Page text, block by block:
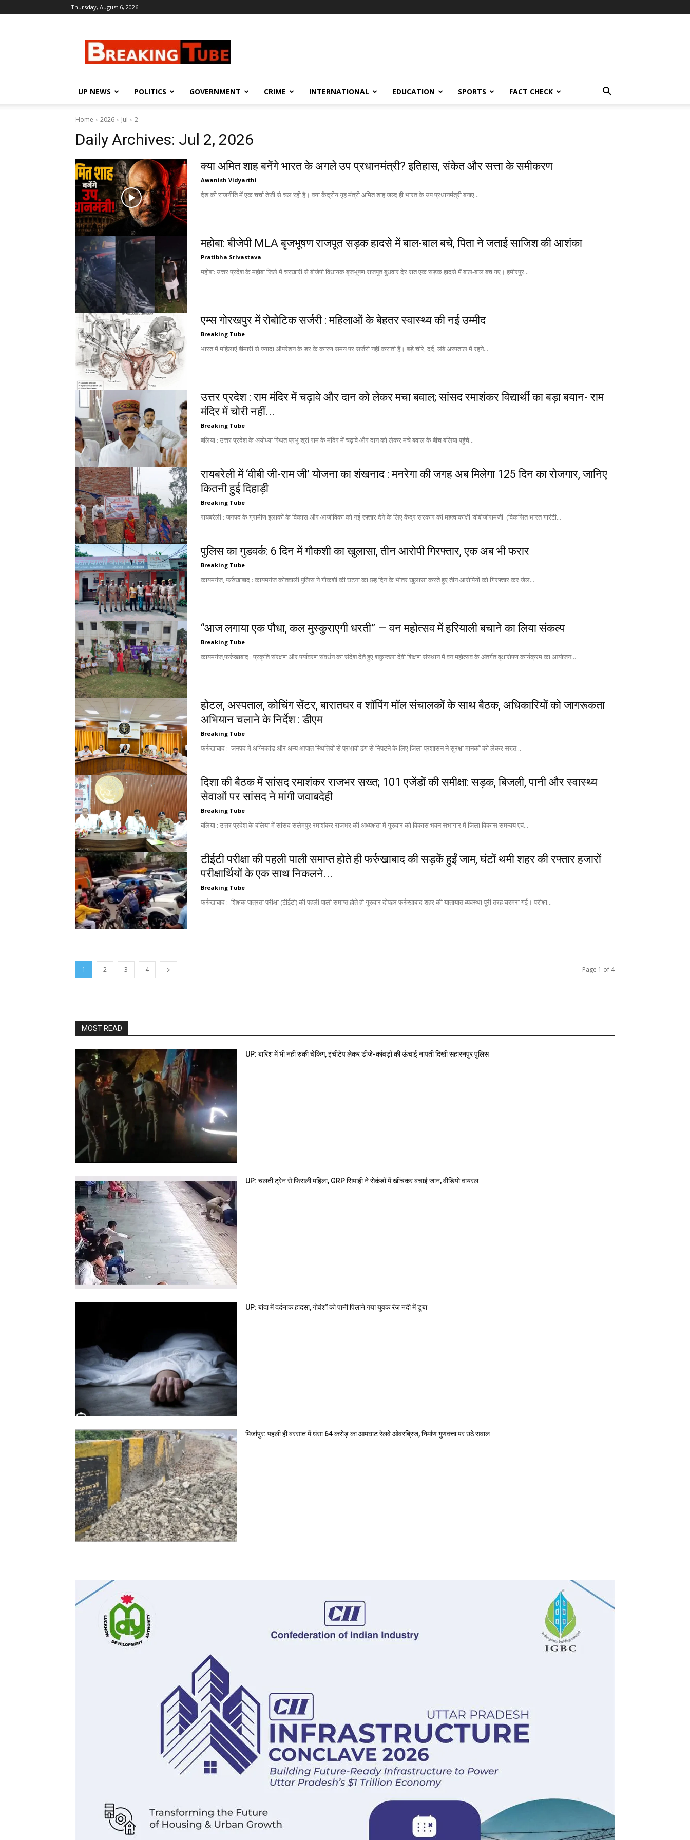
Thursday, August 6, 2026
UP NEWS POLITICS GOVERNMENT CRIME INTERNATIONAL EDUCATION SPORTS FACT CHECK
Home 2026 Jul 2
Daily Archives: Jul 2, 2026
क्या अमित शाह बनेंगे भारत के अगले उप प्रधानमंत्री? इतिहास, संकेत और सत्ता के समीकरण
Awanish Vidyarthi
देश की राजनीति में एक चर्चा तेजी से चल रही है। क्या केंद्रीय गृह मंत्री अमित शाह जल्द ही भारत के उप प्रधानमंत्री बनाए...
महोबा: बीजेपी MLA बृजभूषण राजपूत सड़क हादसे में बाल-बाल बचे, पिता ने जताई साजिश की आशंका
Pratibha Srivastava
महोबा: उत्तर प्रदेश के महोबा जिले में चरखारी से बीजेपी विधायक बृजभूषण राजपूत बुधवार देर रात एक सड़क हादसे में बाल-बाल बच गए। हमीरपुर...
एम्स गोरखपुर में रोबोटिक सर्जरी : महिलाओं के बेहतर स्वास्थ्य की नई उम्मीद
Breaking Tube
भारत में महिलाएं बीमारी से ज्यादा ऑपरेशन के डर के कारण समय पर सर्जरी नहीं कराती हैं। बड़े चीरे, दर्द, लंबे अस्पताल में रहने...
उत्तर प्रदेश : राम मंदिर में चढ़ावे और दान को लेकर मचा बवाल; सांसद रमाशंकर विद्यार्थी का बड़ा बयान- राम
मंदिर में चोरी नहीं...
Breaking Tube
बलिया : उत्तर प्रदेश के अयोध्या स्थित प्रभु श्री राम के मंदिर में चढ़ावे और दान को लेकर मचे बवाल के बीच बलिया पहुंचे...
रायबरेली में ‘वीबी जी-राम जी’ योजना का शंखनाद : मनरेगा की जगह अब मिलेगा 125 दिन का रोजगार, जानिए
कितनी हुई दिहाड़ी
Breaking Tube
रायबरेली : जनपद के ग्रामीण इलाकों के विकास और आजीविका को नई रफ्तार देने के लिए केंद्र सरकार की महत्वाकांक्षी 'वीबीजीरामजी' (विकसित भारत गारंटी...
पुलिस का गुडवर्क: 6 दिन में गौकशी का खुलासा, तीन आरोपी गिरफ्तार, एक अब भी फरार
Breaking Tube
कायमगंज, फर्रुखाबाद : कायमगंज कोतवाली पुलिस ने गौकशी की घटना का छह दिन के भीतर खुलासा करते हुए तीन आरोपियों को गिरफ्तार कर जेल...
“आज लगाया एक पौधा, कल मुस्कुराएगी धरती” — वन महोत्सव में हरियाली बचाने का लिया संकल्प
Breaking Tube
कायमगंज,फर्रुखाबाद : प्रकृति संरक्षण और पर्यावरण संवर्धन का संदेश देते हुए शकुन्तला देवी शिक्षण संस्थान में वन महोत्सव के अंतर्गत वृक्षारोपण कार्यक्रम का आयोजन...
होटल, अस्पताल, कोचिंग सेंटर, बारातघर व शॉपिंग मॉल संचालकों के साथ बैठक, अधिकारियों को जागरूकता
अभियान चलाने के निर्देश : डीएम
Breaking Tube
फर्रुखाबाद : जनपद में अग्निकांड और अन्य आपात स्थितियों से प्रभावी ढंग से निपटने के लिए जिला प्रशासन ने सुरक्षा मानकों को लेकर सख्त...
दिशा की बैठक में सांसद रमाशंकर राजभर सख्त; 101 एजेंडों की समीक्षा: सड़क, बिजली, पानी और स्वास्थ्य
सेवाओं पर सांसद ने मांगी जवाबदेही
Breaking Tube
बलिया : उत्तर प्रदेश के बलिया में सांसद सलेमपुर रमाशंकर राजभर की अध्यक्षता में गुरुवार को विकास भवन सभागार में जिला विकास समन्वय एवं...
टीईटी परीक्षा की पहली पाली समाप्त होते ही फर्रुखाबाद की सड़कें हुईं जाम, घंटों थमी शहर की रफ्तार हजारों
परीक्षार्थियों के एक साथ निकलने...
Breaking Tube
फर्रुखाबाद : शिक्षक पात्रता परीक्षा (टीईटी) की पहली पाली समाप्त होते ही गुरुवार दोपहर फर्रुखाबाद शहर की यातायात व्यवस्था पूरी तरह चरमरा गई। परीक्षा...
1 2 3 4 Page 1 of 4
MOST READ
UP: बारिश में भी नहीं रुकी चेकिंग, इंचीटेप लेकर डीजे-कांवड़ों की ऊंचाई नापती दिखी सहारनपुर पुलिस
UP: चलती ट्रेन से फिसली महिला, GRP सिपाही ने सेकंडों में खींचकर बचाई जान, वीडियो वायरल
UP: बांदा में दर्दनाक हादसा, गोवंशों को पानी पिलाने गया युवक रंज नदी में डूबा
मिर्जापुर: पहली ही बरसात में धंसा 64 करोड़ का आमघाट रेलवे ओवरब्रिज, निर्माण गुणवत्ता पर उठे सवाल